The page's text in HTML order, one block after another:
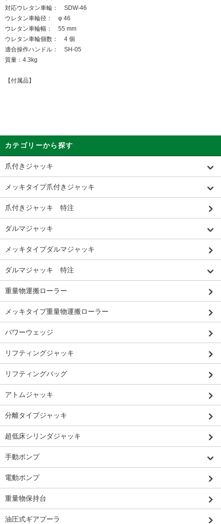
対応ウレタン車輪： SDW-46
ウレタン車輪径： φ 46
ウレタン車輪幅： 55 mm
ウレタン車輪個数： 4 個
適合操作ハンドル： SH-05
質量：4.3kg
【付属品】
カテゴリーから探す
爪付きジャッキ
メッキタイプ爪付きジャッキ
爪付きジャッキ 特注
ダルマジャッキ
メッキタイプダルマジャッキ
ダルマジャッキ 特注
重量物運搬ローラー
メッキタイプ重量物運搬ローラー
パワーウェッジ
リフティングジャッキ
リフティングバッグ
アトムジャッキ
分離タイプジャッキ
超低床シリンダジャッキ
手動ポンプ
電動ポンプ
重量物保持台
油圧式ギアプーラ